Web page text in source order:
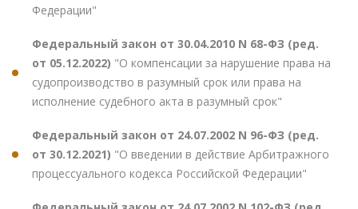
Федерации"
Федеральный закон от 30.04.2010 N 68-ФЗ (ред.
от 05.12.2022) "О компенсации за нарушение права на
судопроизводство в разумный срок или права на
исполнение судебного акта в разумный срок"
Федеральный закон от 24.07.2002 N 96-ФЗ (ред.
от 30.12.2021) "О введении в действие Арбитражного
процессуального кодекса Российской Федерации"